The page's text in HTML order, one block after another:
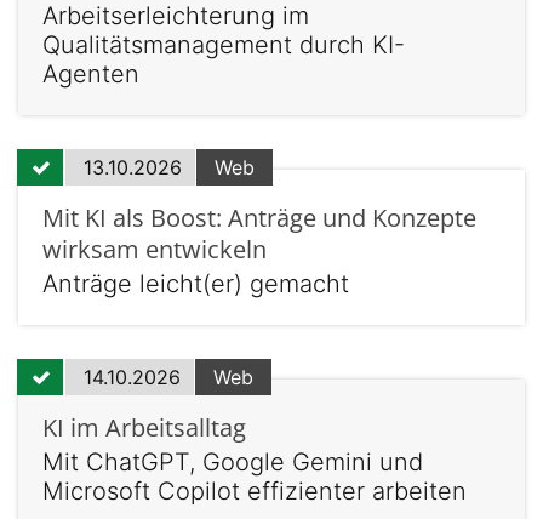
Arbeitserleichterung im
Qualitätsmanagement durch KI-
Agenten
13.10.2026 Web
Mit KI als Boost: Anträge und Konzepte
wirksam entwickeln
Anträge leicht(er) gemacht
14.10.2026 Web
KI im Arbeitsalltag
Mit ChatGPT, Google Gemini und
Microsoft Copilot effizienter arbeiten